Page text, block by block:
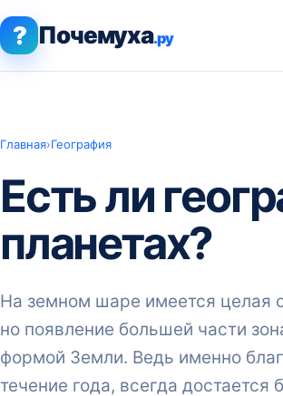
? Почемуха.ру
Главная›География
Есть ли
планетах?
На земном шаре имеется целая
но появление большей части
формой Земли. Ведь именно
течение года, всегда достается